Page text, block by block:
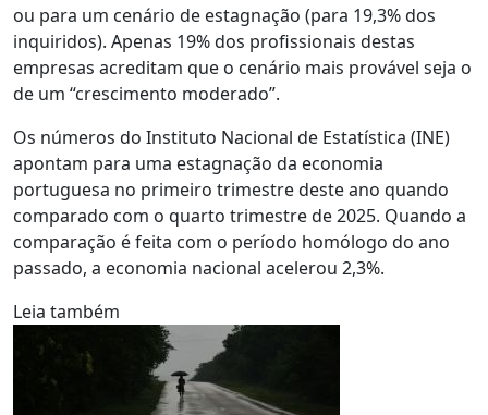
ou para um cenário de estagnação (para 19,3% dos
inquiridos). Apenas 19% dos profissionais destas
empresas acreditam que o cenário mais provável seja o
de um “crescimento moderado”.
Os números do Instituto Nacional de Estatística (INE)
apontam para uma estagnação da economia
portuguesa no primeiro trimestre deste ano quando
comparado com o quarto trimestre de 2025. Quando a
comparação é feita com o período homólogo do ano
passado, a economia nacional acelerou 2,3%.
Leia também